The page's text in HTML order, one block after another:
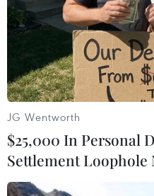
Theo dõi VietnamPlus
TIN LIÊN QUAN
JG Wentworth
$25,000 In Personal
Settlement Loophole